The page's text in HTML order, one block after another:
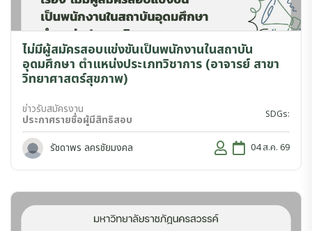
ไม่มีผู้สมัครสอบแข่งขันเป็นพนักงานในสถาบัน
อุดมศึกษา ตำแหน่งประเภทวิชาการ (อาจารย์ สาขา
วิทยาศาสตร์สุขภาพ)
ข่าวรับสมัครงาน
ประกาศรายชื่อผู้มีสิทธิสอบ SDGs:
รัชดาพร ลครชัยมงคล 04 ส.ค. 69